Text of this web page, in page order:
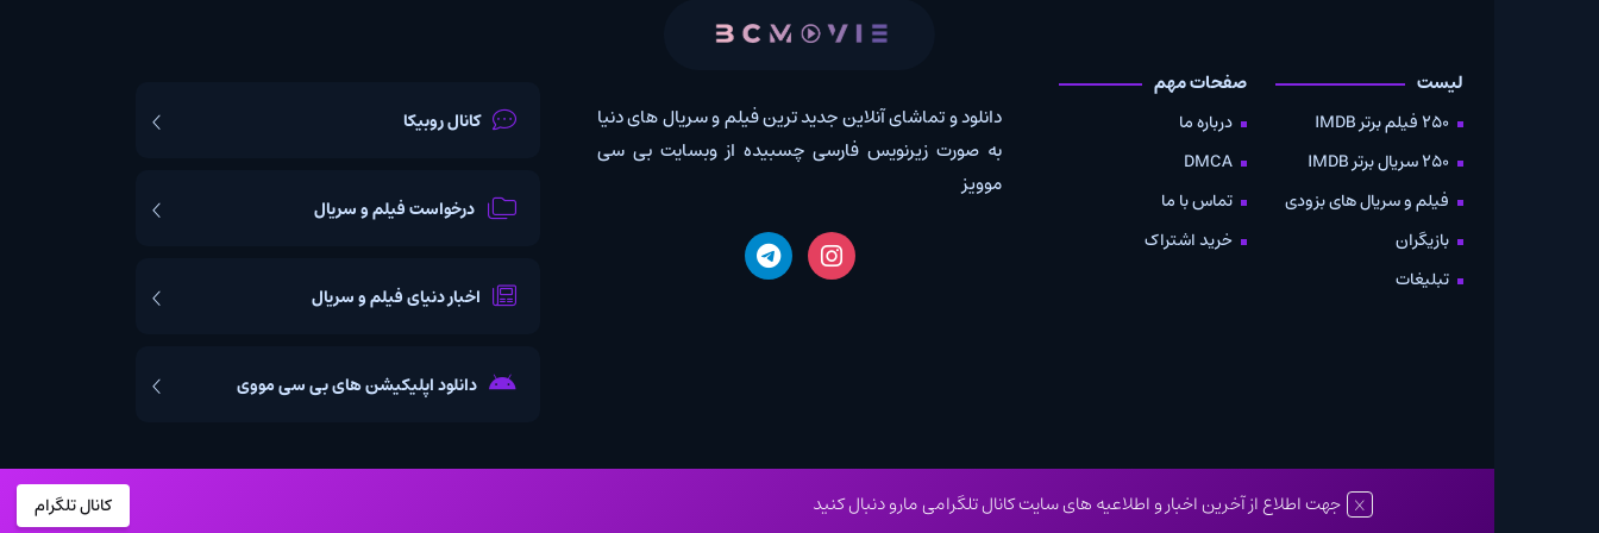
جهت اطلاع از آخرین اخبار و اطلاعیه های سایت کانال تلگرامی مارو دنبال کنید
فیلم و سریال های بزودی
صفحات مهم
درباره ما
DMCA
تماس با ما
دانلود و تماشای آنلاین جدید ترین فیلم و سریال های دنیا
به صورت زیرنویس فارسی چسبیده از وبسایت بی سی
کانال روبیکا
درخواست فیلم و سریال
اخبار دنیای فیلم و سریال
دانلود اپلیکیشن های بی سی مووی
تمامی حقوق مادی و معنوی این وبسایت نزد بی سی موویز محفوظ می باشد و کپی برداری به هر نحوه پیگرد قانونی خواهد داشت